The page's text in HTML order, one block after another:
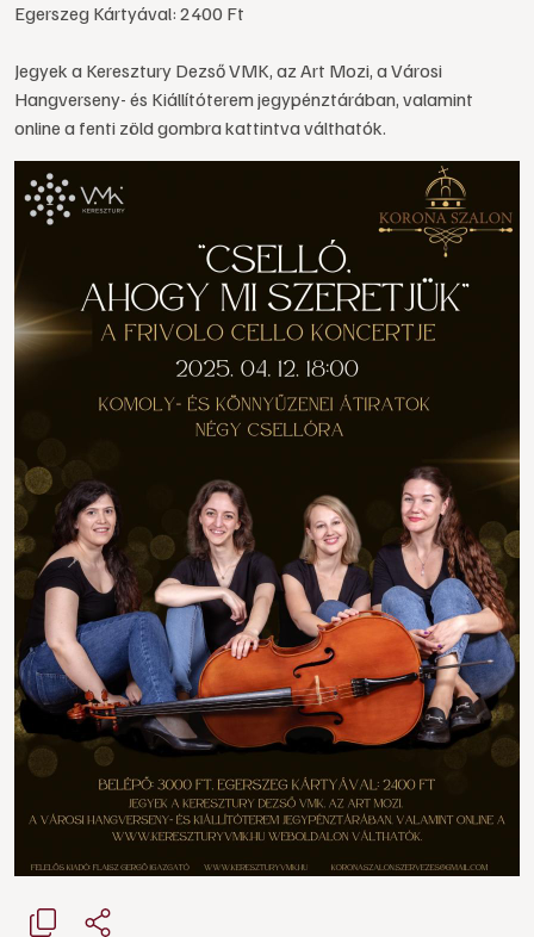
Egerszeg Kártyával: 2400 Ft
Jegyek a Keresztury Dezső VMK, az Art Mozi, a Városi
Hangverseny- és Kiállítóterem jegypénztárában, valamint
online a fenti zöld gombra kattintva válthatók.